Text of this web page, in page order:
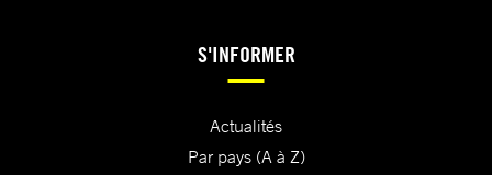
S'INFORMER
Actualités
Par pays (A à Z)